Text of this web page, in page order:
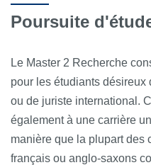
Poursuite
Le Master 2 Recherche
pour les étudiants
ou de juriste international.
également à une carrière
manière que la plupart des
français ou anglo-saxons